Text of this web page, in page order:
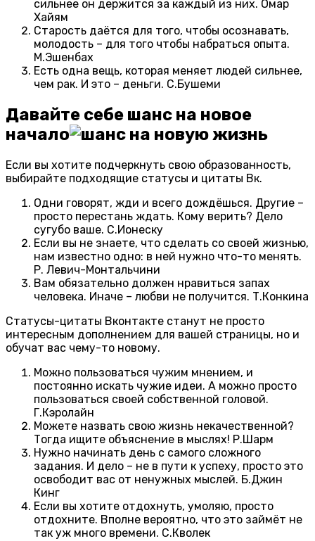
сильнее он держится за каждый из них. Омар
Хайям
Старость даётся для того, чтобы осознавать,
молодость – для того чтобы набраться опыта.
М.Эшенбах
Есть одна вещь, которая меняет людей сильнее,
чем рак. И это – деньги. С.Бушеми
Давайте себе шанс на новое
начало
Если вы хотите подчеркнуть свою образованность,
выбирайте подходящие статусы и цитаты Вк.
Одни говорят, жди и всего дождёшься. Другие –
просто перестань ждать. Кому верить? Дело
сугубо ваше. С.Ионеску
Если вы не знаете, что сделать со своей жизнью,
нам известно одно: в ней нужно что-то менять.
Р. Левич-Монтальчини
Вам обязательно должен нравиться запах
человека. Иначе – любви не получится. Т.Конкина
Статусы-цитаты Вконтакте станут не просто
интересным дополнением для вашей страницы, но и
обучат вас чему-то новому.
Можно пользоваться чужим мнением, и
постоянно искать чужие идеи. А можно просто
пользоваться своей собственной головой.
Г.Кэролайн
Можете назвать свою жизнь некачественной?
Тогда ищите объяснение в мыслях! Р.Шарм
Нужно начинать день с самого сложного
задания. И дело – не в пути к успеху, просто это
освободит вас от ненужных мыслей. Б.Джин
Кинг
Если вы хотите отдохнуть, умоляю, просто
отдохните. Вполне вероятно, что это займёт не
так уж много времени. С.Кволек